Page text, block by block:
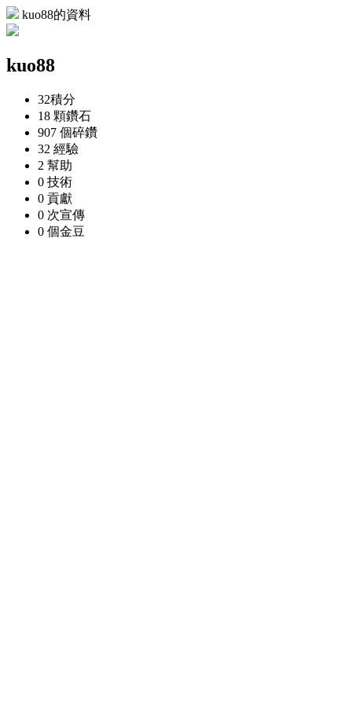
kuo88的資料
kuo88
32積分
18 顆鑽石
907 個碎鑽
32 經驗
2 幫助
0 技術
0 貢獻
0 次宣傳
0 個金豆